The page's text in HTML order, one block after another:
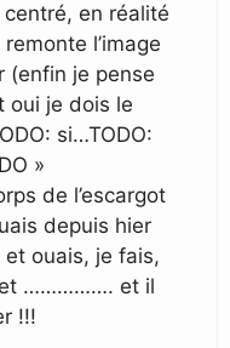
centré, en réalité
l’image
(enfin je pense
oui je dois le
si…TODO:
»
de l’escargot
depuis hier
ouais, je fais,
et ……………. et il
!!!